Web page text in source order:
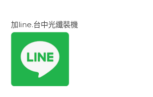
加line.台中光纖裝機